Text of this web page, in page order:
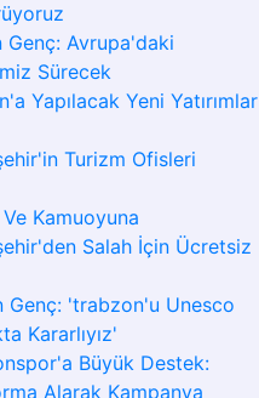
Genç: Avrupa'daki
Sürecek
Yapılacak Yeni Yatırımlar
Turizm Ofisleri
Ve Kamuoyuna
Salah İçin Ücretsiz
Genç: 'trabzon'u Unesco
Kararlıyız'
Büyük Destek:
Alarak Kampanya